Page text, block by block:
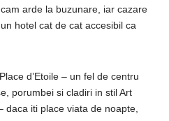
arde la buzunare, iar cazare
hotel cat de cat accesibil ca
Place d’Etoile – un fel de centru
porumbei si cladiri in stil Art
daca iti place viata de noapte,